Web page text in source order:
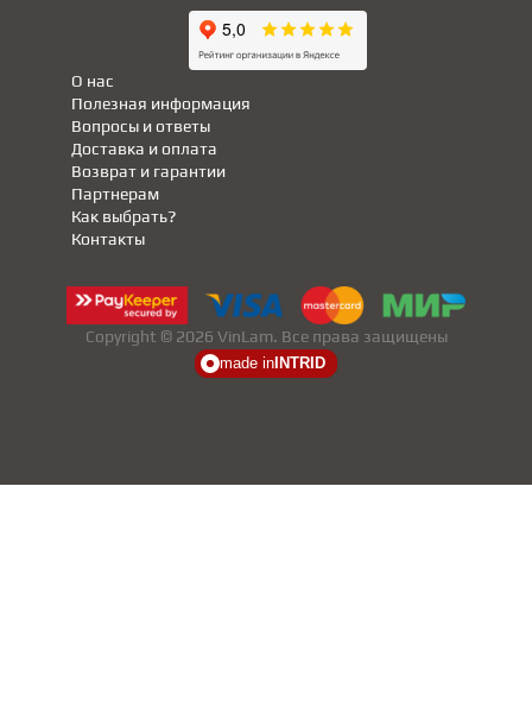
Полезная информация
Партнерам
Вопросы и ответы
Доставка и оплата
Возврат и гарантии
Как выбрать?
О нас
Контакты
Copyright © 2026 VinLam. Все права защищены
made in INTRID